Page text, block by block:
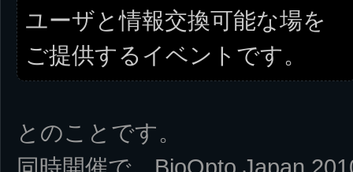
ユーザと情報交換可能な場を
ご提供するイベントです。
とのことです。